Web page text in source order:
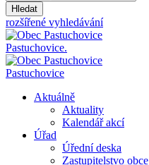
Hledat
rozšířené vyhledávání
Pastuchovice.
Pastuchovice
Aktuálně
Aktuality
Kalendář akcí
Úřad
Úřední deska
Zastupitelstvo obce